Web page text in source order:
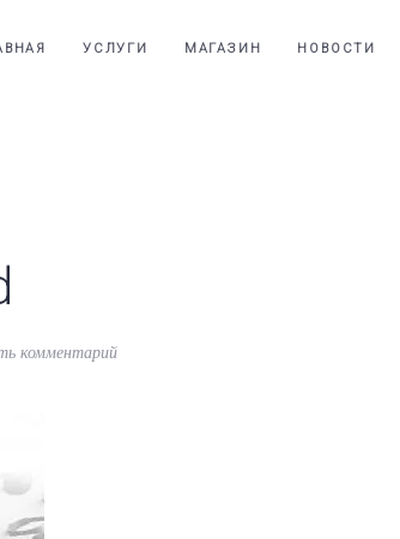
УСЛУГИ МАГАЗИН НОВОСТИ
комментарий